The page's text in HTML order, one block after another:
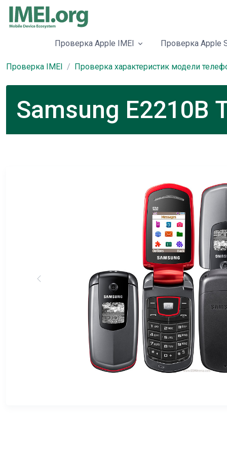
Проверка Apple IMEI Проверка Apple
Проверка IMEI Проверка характеристик модели
Samsung E2210B